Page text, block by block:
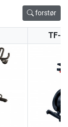
forstør
TF-